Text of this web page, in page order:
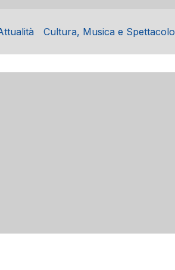
Cultura, Musica e Spettacolo